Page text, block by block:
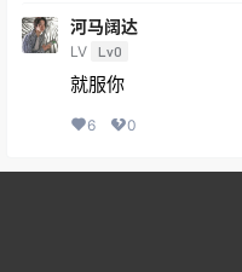
河马阔达
LV Lv0
就服你
6 0